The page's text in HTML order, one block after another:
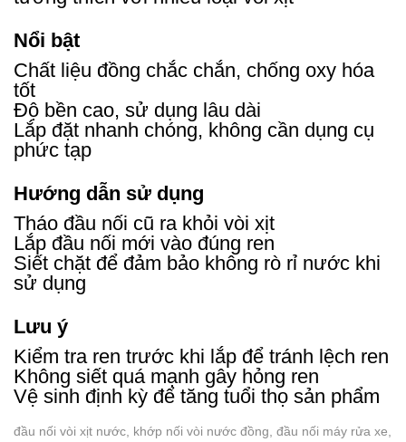
Nổi bật
Chất liệu đồng chắc chắn, chống oxy hóa
tốt
Độ bền cao, sử dụng lâu dài
Lắp đặt nhanh chóng, không cần dụng cụ
phức tạp
Hướng dẫn sử dụng
Tháo đầu nối cũ ra khỏi vòi xịt
Lắp đầu nối mới vào đúng ren
Siết chặt để đảm bảo không rò rỉ nước khi
sử dụng
Lưu ý
Kiểm tra ren trước khi lắp để tránh lệch ren
Không siết quá mạnh gây hỏng ren
Vệ sinh định kỳ để tăng tuổi thọ sản phẩm
đầu nối vòi xịt nước, khớp nối vòi nước đồng, đầu nối máy rửa xe,